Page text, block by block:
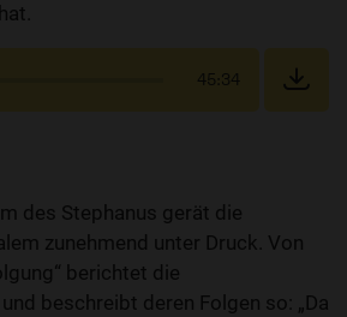
45:34
des Stephanus gerät die
zunehmend unter Druck. Von
berichtet die
beschreibt deren Folgen so: „Da